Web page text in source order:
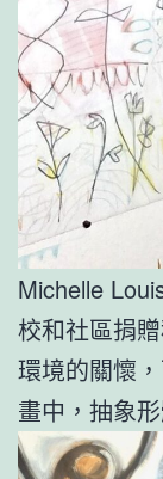
Michelle
校和社區捐
環境的關懷
畫中，抽象